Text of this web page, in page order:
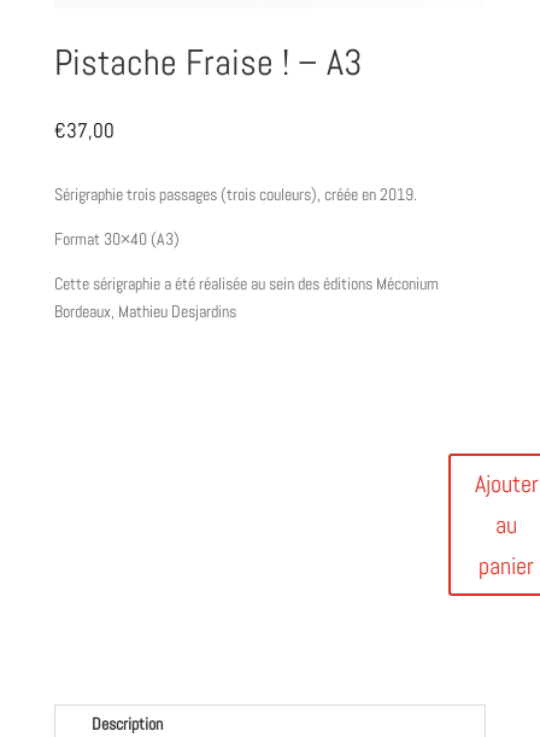
Pistache Fraise ! – A3
€37,00
Sérigraphie trois passages (trois couleurs), créée en 2019.
Format 30×40 (A3)
Cette sérigraphie a été réalisée au sein des éditions Méconium
Bordeaux, Mathieu Desjardins
Ajouter
au
panier
Description